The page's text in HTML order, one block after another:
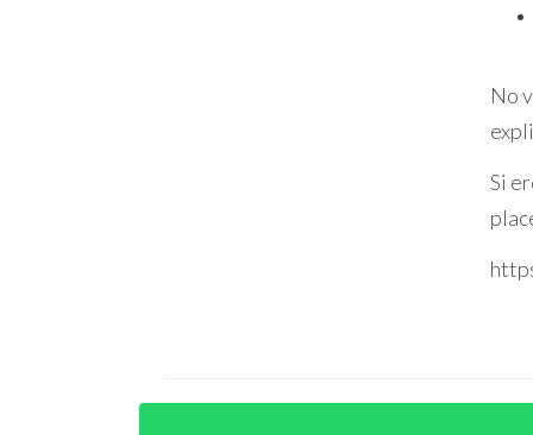
Estos casos muestran diferentes
riesgos y beneficios, pero todos
No te quedes con dudas sobre
PREGUNTAS
Sí, es completamente legal adquirir
Tendrás que seguir los procesos
No
Si